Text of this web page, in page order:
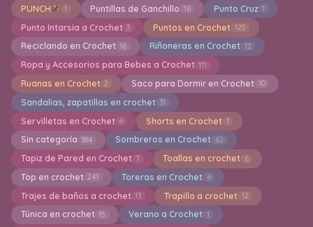
PUNCH 1 Puntillas de Ganchillo 16 Punto Cruz 1
Punto Intarsia a Crochet 3 Puntos en Crochet 125
Reciclando en Crochet 16 Riñoneras en Crochet 12
Ropa y Accesorios para Bebes a Crochet 111
Ruanas en Crochet 2 Saco para Dormir en Crochet 10
Sandalias, zapatillas en crochet 31
Servilletas en Crochet 6 Shorts en Crochet 1
Sin categoría 384 Sombreros en Crochet 62
Tapiz de Pared en Crochet 7 Toallas en crochet 6
Top en crochet 241 Toreras en Crochet 6
Trajes de baños a crochet 13 Trapillo a crochet 12
Túnica en crochet 15 Verano a Crochet 1